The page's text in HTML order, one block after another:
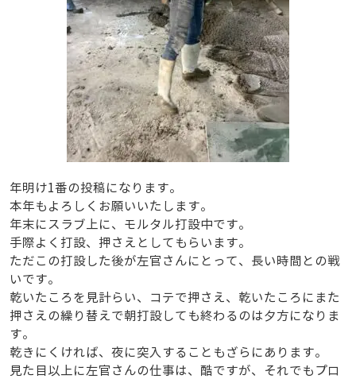
年明け1番の投稿になります。
本年もよろしくお願いいたします。
年末にスラブ上に、モルタル打設中です。
手際よく打設、押さえとしてもらいます。
ただこの打設した後が左官さんにとって、長い時間との戦
いです。
乾いたころを見計らい、コテで押さえ、乾いたころにまた
押さえの繰り替えで朝打設しても終わるのは夕方になりま
す。
乾きにくければ、夜に突入することもざらにあります。
見た目以上に左官さんの仕事は、酷ですが、それでもプロ